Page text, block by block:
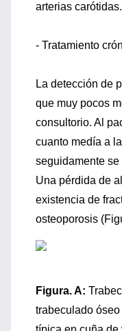
arterias carótidas.
- Tratamiento
La detección de
que muy pocos
consultorio. Al
cuanto medía a
seguidamente
Una pérdida de
existencia de
osteoporosis
Figura. A:
trabeculado